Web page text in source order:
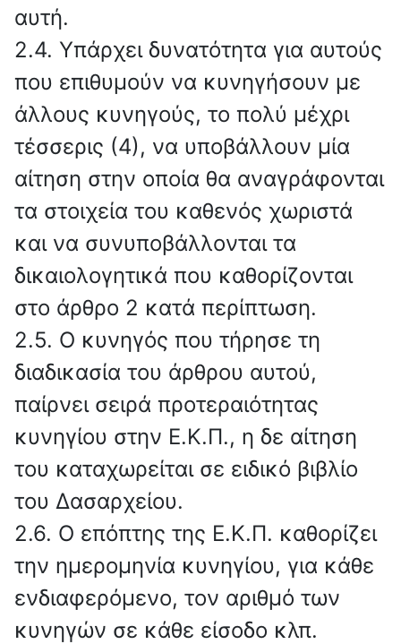
αυτή.
2.4. Υπάρχει δυνατότητα για αυτούς
που επιθυμούν να κυνηγήσουν με
άλλους κυνηγούς, το πολύ μέχρι
τέσσερις (4), να υποβάλλουν μία
αίτηση στην οποία θα αναγράφονται
τα στοιχεία του καθενός χωριστά
και να συνυποβάλλονται τα
δικαιολογητικά που καθορίζονται
στο άρθρο 2 κατά περίπτωση.
2.5. Ο κυνηγός που τήρησε τη
διαδικασία του άρθρου αυτού,
παίρνει σειρά προτεραιότητας
κυνηγίου στην Ε.Κ.Π., η δε αίτηση
του καταχωρείται σε ειδικό βιβλίο
του Δασαρχείου.
2.6. Ο επόπτης της Ε.Κ.Π. καθορίζει
την ημερομηνία κυνηγίου, για κάθε
ενδιαφερόμενο, τον αριθμό των
κυνηγών σε κάθε είσοδο κλπ.